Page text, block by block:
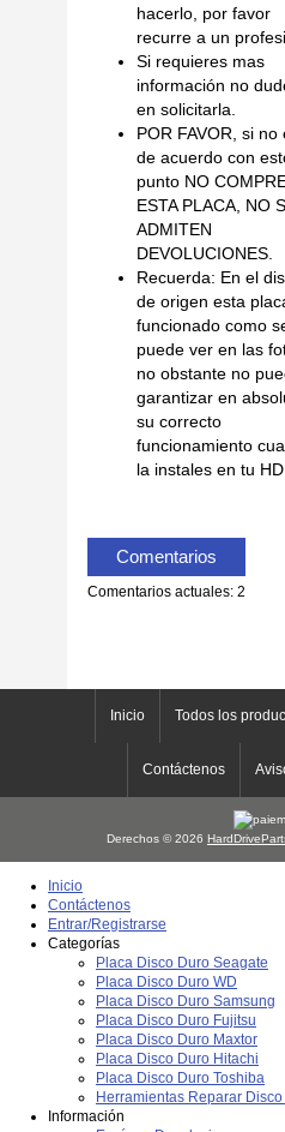
hacerlo, por favor
recurre a un
Si requieres mas
información no
en solicitarla.
POR FAVOR, si no
de acuerdo con
punto NO
ESTA PLACA, NO
ADMITEN
DEVOLUCIONES.
Recuerda: En el
de origen esta
funcionado como
puede ver en las
no obstante no
garantizar en
su correcto
funcionamiento
la instales en tu
Comentarios
Comentarios actuales: 2
Inicio Todos los
Contáctenos
Derechos © 2026
Inicio
Contáctenos
Entrar/Registrarse
Categorías
Placa Disco Duro Seagate
Placa Disco Duro WD
Placa Disco Duro Samsung
Placa Disco Duro Fujitsu
Placa Disco Duro Maxtor
Placa Disco Duro Hitachi
Placa Disco Duro Toshiba
Herramientas Reparar
Información